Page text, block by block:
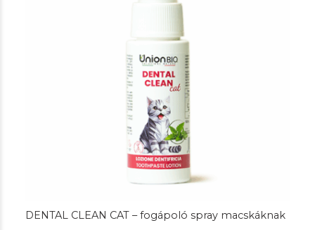
DENTAL CLEAN CAT – fogápoló spray macskáknak